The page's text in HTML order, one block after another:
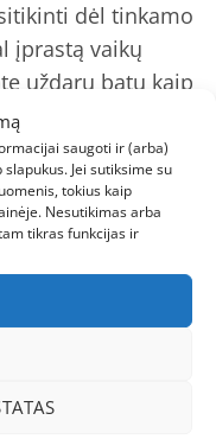
saugoti ir (arba)
Jei sutiksime su
tokius kaip
Nesutikimas arba
tikras funkcijas ir
dėl tinkamo
įprastą vaikų
uždarų batų kaip
ar kitokiems
kolekciją
su pašiltinimu
(22–27)ir
(28–33)
ir išvaizdą:
nenaudokite